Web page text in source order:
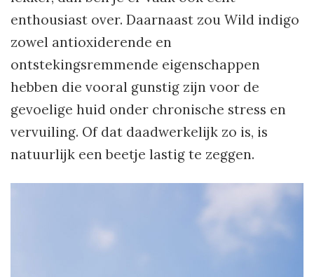
enthousiast over. Daarnaast zou Wild indigo
zowel antioxiderende en
ontstekingsremmende eigenschappen
hebben die vooral gunstig zijn voor de
gevoelige huid onder chronische stress en
vervuiling. Of dat daadwerkelijk zo is, is
natuurlijk een beetje lastig te zeggen.